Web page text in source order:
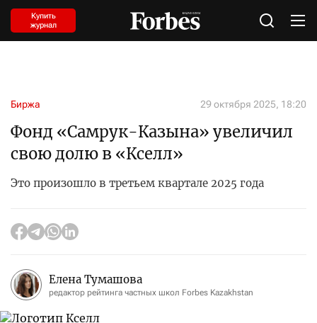
Купить
журнал
Биржа 29 октября 2025, 18:20
Фонд «Самрук-Казына» увеличил
свою долю в «Кселл»
Это произошло в третьем квартале 2025 года
Елена Тумашова
редактор рейтинга частных школ Forbes Kazakhstan